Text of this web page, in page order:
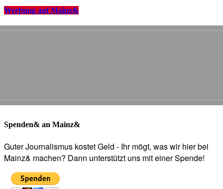
Werbung auf Mainz&
Spenden& an Mainz&
Guter Journalismus kostet Geld - Ihr mögt, was wir hier bei
Mainz& machen? Dann unterstützt uns mit einer Spende!